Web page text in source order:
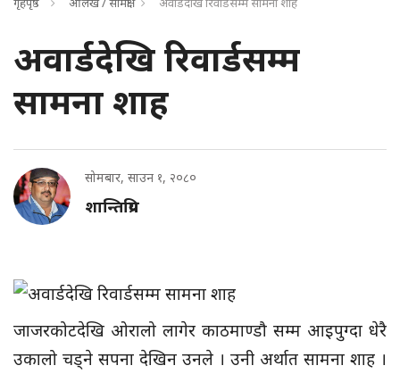
अवार्डदेखि रिवार्डसम्म
सामना शाह
सोमबार, साउन १, २०८०
शान्तिप्रिय
जाजरकोटदेखि ओरालो लागेर काठमाण्डौ सम्म आइपुग्दा धेरै
उकालो चड्ने सपना देखिन उनले । उनी अर्थात सामना शाह ।